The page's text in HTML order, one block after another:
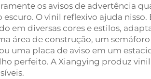
os avisos de advertência
escuro. O vinil reflexivo ajuda
em diversas cores e estilos,
área de construção, um
uma placa de aviso em um
perfeito. A Xiangying produz